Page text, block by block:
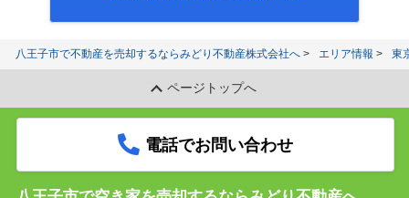
八王子市で不動産を売却するならみどり不動産株式会社へ エリア情報 東
ページトップへ
電話でお問い合わせ